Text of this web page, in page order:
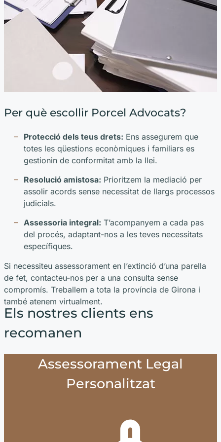
Per què escollir Porcel Advocats?
Protecció dels teus drets: Ens assegurem que
totes les qüestions econòmiques i familiars es
gestionin de conformitat amb la llei.
Resolució amistosa: Prioritzem la mediació per
assolir acords sense necessitat de llargs processos
judicials.
Assessoria integral: T’acompanyem a cada pas
del procés, adaptant-nos a les teves necessitats
específiques.
Si necessiteu assessorament en l’extinció d’una parella
de fet, contacteu-nos per a una consulta sense
compromís. Treballem a tota la província de Girona i
també atenem virtualment.
Els nostres clients ens
recomanen
Assessorament Legal
Personalitzat